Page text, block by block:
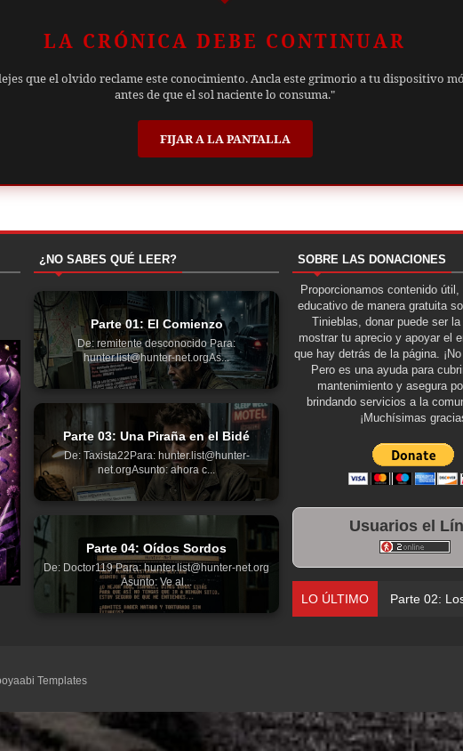
LA CRÓNICA DEBE CONTINUAR
que el olvido reclame este conocimiento. Ancla este grimorio a tu dispositivo
antes de que el sol naciente lo consuma."
FIJAR A LA PANTALLA
¿NO SABES QUÉ LEER?
Parte 01: El Comienzo
De: remitente desconocido Para:
hunter.list@hunter-net.orgAs...
Parte 03: Una Piraña en el Bidé
De: Taxista22Para: hunter.list@hunter-
net.orgAsunto: ahora c...
Parte 04: Oídos Sordos
De: Doctor119 Para: hunter.list@hunter-net.org
Asunto: Ve al...
SOBRE LAS DONACIONES
Proporcionamos contenido
educativo de manera gratuita
Tinieblas, donar puede ser
mostrar tu aprecio y apoyar el
que hay detrás de la página.
Pero es una ayuda para
mantenimiento y asegura
brindando servicios a la
¡Muchísimas
Usuarios el
LO ÚLTIMO Parte 02: Los Muertos
Templates